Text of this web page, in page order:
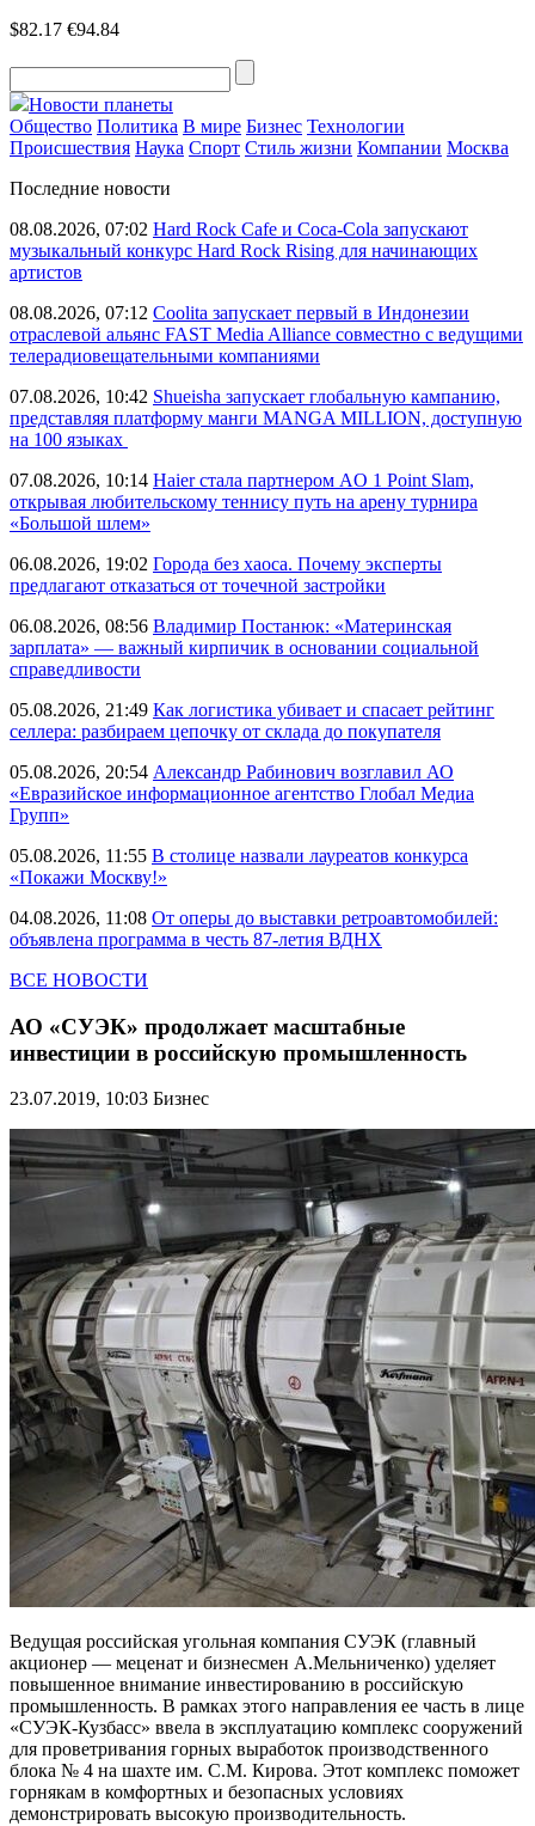
$82.17 €94.84
Новости планеты
Общество Политика В мире Бизнес Технологии
Происшествия Наука Спорт Стиль жизни Компании Москва
Последние новости
08.08.2026, 07:02 Hard Rock Cafe и Coca-Cola запускают
музыкальный конкурс Hard Rock Rising для начинающих
артистов
08.08.2026, 07:12 Coolita запускает первый в Индонезии
отраслевой альянс FAST Media Alliance совместно с ведущими
телерадиовещательными компаниями
07.08.2026, 10:42 Shueisha запускает глобальную кампанию,
представляя платформу манги MANGA MILLION, доступную
на 100 языках
07.08.2026, 10:14 Haier стала партнером AO 1 Point Slam,
открывая любительскому теннису путь на арену турнира
«Большой шлем»
06.08.2026, 19:02 Города без хаоса. Почему эксперты
предлагают отказаться от точечной застройки
06.08.2026, 08:56 Владимир Постанюк: «Материнская
зарплата» — важный кирпичик в основании социальной
справедливости
05.08.2026, 21:49 Как логистика убивает и спасает рейтинг
селлера: разбираем цепочку от склада до покупателя
05.08.2026, 20:54 Александр Рабинович возглавил АО
«Евразийское информационное агентство Глобал Медиа
Групп»
05.08.2026, 11:55 В столице назвали лауреатов конкурса
«Покажи Москву!»
04.08.2026, 11:08 От оперы до выставки ретроавтомобилей:
объявлена программа в честь 87-летия ВДНХ
ВСЕ НОВОСТИ
АО «СУЭК» продолжает масштабные
инвестиции в российскую промышленность
23.07.2019, 10:03 Бизнес
Ведущая российская угольная компания СУЭК (главный
акционер — меценат и бизнесмен А.Мельниченко) уделяет
повышенное внимание инвестированию в российскую
промышленность. В рамках этого направления ее часть в лице
«СУЭК-Кузбасс» ввела в эксплуатацию комплекс сооружений
для проветривания горных выработок производственного
блока № 4 на шахте им. С.М. Кирова. Этот комплекс поможет
горнякам в комфортных и безопасных условиях
демонстрировать высокую производительность.